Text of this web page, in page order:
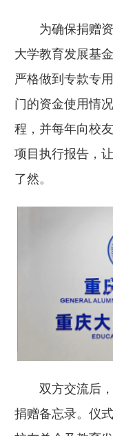
为确保捐赠
大学教育发展基
严格做到专款专
门的资金使用情
程，并每年向校
项目执行报告，
了然。
双方交流后
捐赠备忘录。仪